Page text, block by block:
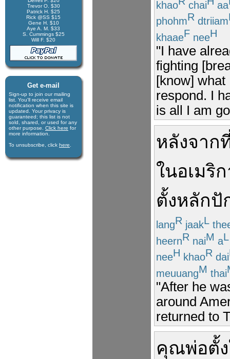
Trevor O. $30
Patrick H. $25
Rick @SS $15
Gene H. $10
Aye A. M. $33
S. Cummings $25
Will F. $20
Get e-mail
Sign-up to join our mail­ing
list. You'll receive e­mail
notification when this site is
updated. Your privacy is
guaran­teed; this list is not
sold, shared, or used for any
other purpose. Click here for
more infor­mation.
To unsubscribe, click here
khao
chai aa
phohmR dtriiam
khaaeF neeH
"I have
fighting
[know]
respond. I
is all I am
หลังจาก
ในอเมริ
ตั้งหลักปั
langR jaakL
heernR naiM aL
neeH khaoR dai
meuuangM thai
"After he
around
returned to
คุณพ่อตั้